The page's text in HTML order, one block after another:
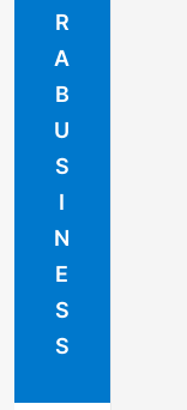
R
A
B
U
S
I
N
E
S
S